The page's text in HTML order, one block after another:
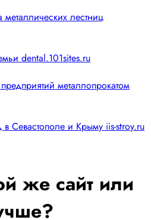
металлических лестниц
dental.101sites.ru
металлопрокатом
в Севастополе и Крыму iis-stroy.ru
же сайт или